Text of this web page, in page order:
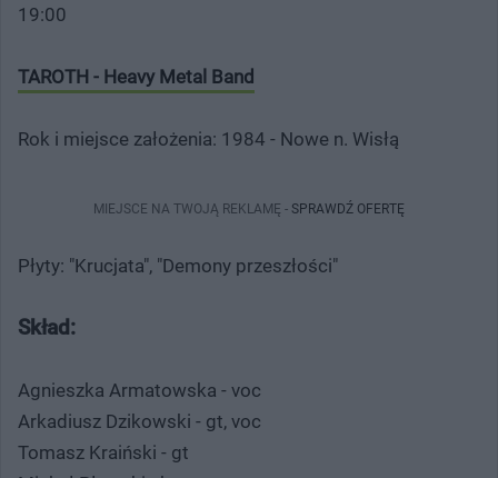
19:00
TAROTH - Heavy Metal Band
Rok i miejsce założenia: 1984 - Nowe n. Wisłą
MIEJSCE NA TWOJĄ REKLAMĘ - SPRAWDŹ OFERTĘ
Płyty: "Krucjata", "Demony przeszłości"
Skład:
Agnieszka Armatowska - voc
Arkadiusz Dzikowski - gt, voc
Tomasz Kraiński - gt